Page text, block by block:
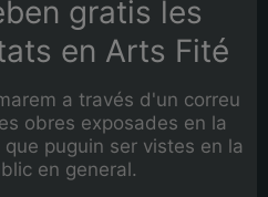
gratis les
en Arts Fité
a través d'un correu
obres exposades en la
puguin ser vistes en la
en general.